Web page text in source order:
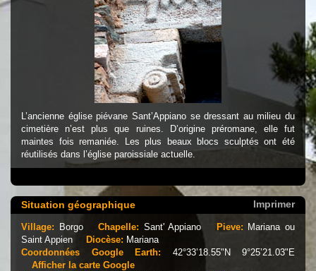
L’ancienne église piévane Sant’Appiano se dressant au milieu du
cimetière n’est plus que ruines. D’origine préromane, elle fut
maintes fois remaniée. Les plus beaux blocs sculptés ont été
réutilisés dans l’église paroissiale actuelle.
Situation géographique Imprimer
Village: Borgo Chapelle: Sant' Appiano Pieve: Mariana ou
Saint Appien
Diocèse: Mariana
Coordonnées Google Earth: 42°33’18.55"N 9°25’21.03"E
Afficher la carte Google